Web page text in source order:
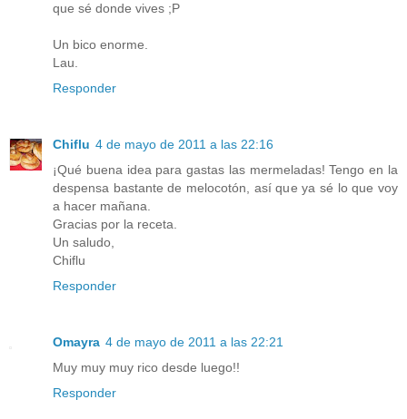
que sé donde vives ;P
Un bico enorme.
Lau.
Responder
Chiflu 4 de mayo de 2011 a las 22:16
¡Qué buena idea para gastas las mermeladas! Tengo en la
despensa bastante de melocotón, así que ya sé lo que voy
a hacer mañana.
Gracias por la receta.
Un saludo,
Chiflu
Responder
Omayra 4 de mayo de 2011 a las 22:21
Muy muy muy rico desde luego!!
Responder